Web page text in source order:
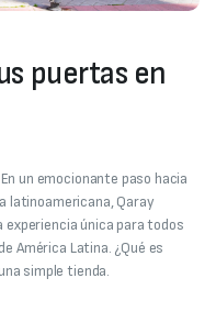
puertas en
un emocionante paso hacia
latinoamericana, Qaray
experiencia única para todos
América Latina. ¿Qué es
simple tienda.